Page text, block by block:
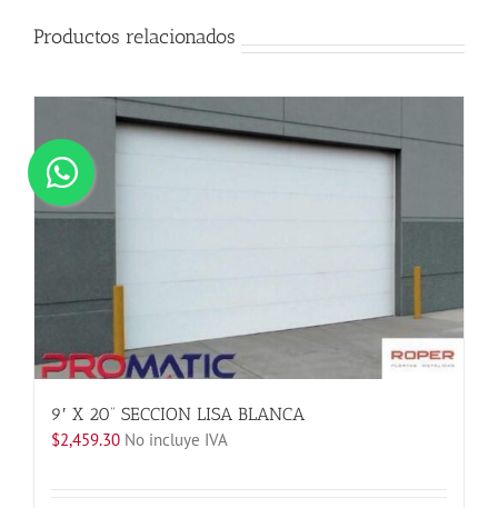
Productos relacionados
9′ X 20” SECCION LISA BLANCA
$2,459.30 No incluye IVA